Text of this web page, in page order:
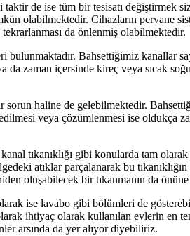
de ise tüm bir tesisatı değiştirmek
olabilmektedir. Cihazların pervane
da önlenmiş olabilmektedir.
Bahsettiğimiz kanallar
zaman içersinde kireç veya sıcak
haline de gelebilmektedir.
veya çözümlenmesi ise oldukça
tıkanıklığı gibi konularda tam
atıklar parçalanarak bu
oluşabilecek bir tıkanmanın da
ise lavabo gibi bölümleri de
ihtiyaç olarak kullanılan evlerin en
arsında da yer alıyor diyebiliriz.